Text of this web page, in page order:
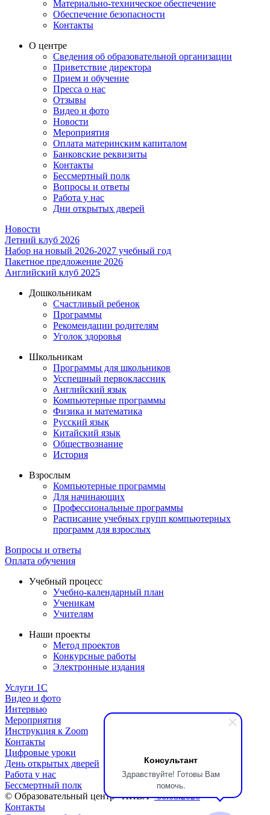
Консультант
Здравствуйте! Готовы Вам
помочь.
Материально-техническое обеспечение
Обеспечение безопасности
Контакты
О центре
Сведения об образовательной организации
Приветствие директора
Прием и обучение
Пресса о нас
Отзывы
Видео и фото
Новости
Мероприятия
Оплата материнским капиталом
Банковские реквизиты
Контакты
Бессмертный полк
Вопросы и ответы
Работа у нас
Дни открытых дверей
Новости
Летний клуб 2026
Набор на новый 2026-2027 учебный год
Пакетное предложение 2026
Английский клуб 2025
Дошкольникам
Счастливый ребенок
Программы
Рекомендации родителям
Уголок здоровья
Школьникам
Программы для школьников
Усспешный первоклассник
Английский язык
Компьютерные программы
Физика и математика
Русский язык
Китайский язык
Обществознание
История
Взрослым
Компьютерные программы
Для начинающих
Профессиональные программы
Расписание учебных групп компьютерных
программ для взрослых
Вопросы и ответы
Оплата обучения
Учебный процесс
Учебно-календарный план
Ученикам
Учителям
Наши проекты
Метод проектов
Конкурсные работы
Электронные издания
Услуги 1C
Видео и фото
Интервью
Мероприятия
Инструкция к Zoom
Контакты
Цифровые уроки
День открытых дверей
Работа у нас
Бессмертный полк
© Образовательный центр «НИВА»06.08.2026
Контакты